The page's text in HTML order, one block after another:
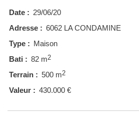
Date : 29/06/20
Adresse : 6062 LA CONDAMINE
Type : Maison
Bati : 82 m2
Terrain : 500 m2
Valeur : 430.000 €